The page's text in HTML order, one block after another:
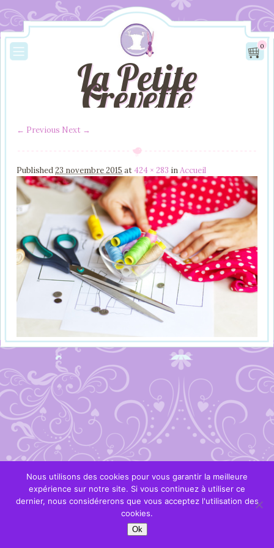
La Petite
Crevette
0
← Previous Next →
Published23 novembre 2015 at424 × 283 inAccueil
Nous utilisons des cookies pour vous garantir la meilleure
expérience sur notre site. Si vous continuez à utiliser ce
dernier, nous considérerons que vous acceptez l'utilisation des
cookies.
Ok